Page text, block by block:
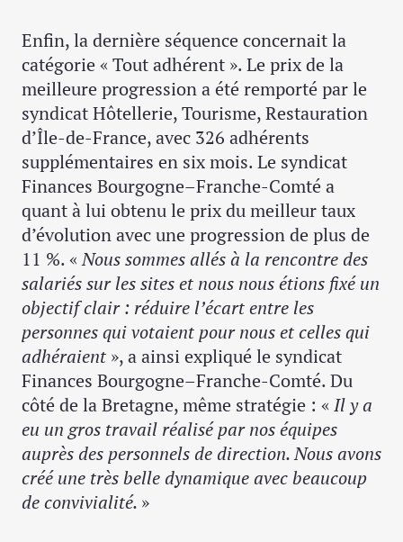
Enfin, la dernière séquence concernait la
catégorie « Tout adhérent ». Le prix de la
meilleure progression a été remporté par le
syndicat Hôtellerie, Tourisme, Restauration
d’Île-de-France, avec 326 adhérents
supplémentaires en six mois. Le syndicat
Finances Bourgogne–Franche-Comté a
quant à lui obtenu le prix du meilleur taux
d’évolution avec une progression de plus de
11 %. «Nous sommes allés à la rencontre des
salariés sur les sites et nous nous étions fixé un
objectif clair : réduire l’écart entre les
personnes qui votaient pour nous et celles qui
adhéraient », a ainsi expliqué le syndicat
Finances Bourgogne–Franche-Comté. Du
côté de la Bretagne, même stratégie : « Il y a
eu un gros travail réalisé par nos équipes
auprès des personnels de direction. Nous avons
créé une très belle dynamique avec beaucoup
de convivialité. »